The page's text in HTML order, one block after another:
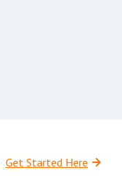
Get Started Here